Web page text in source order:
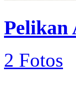
Pelikan
2 Fotos